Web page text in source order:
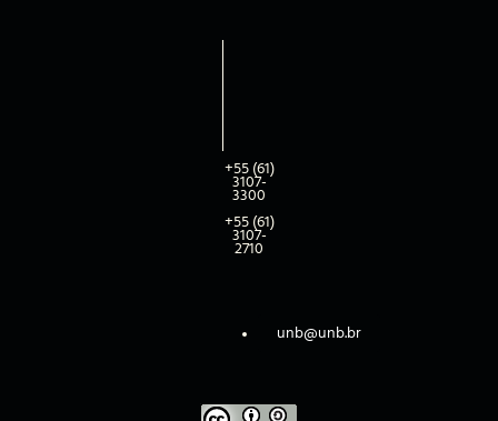
+55 (61)
3107-
3300
+55 (61)
3107-
2710
unb@unb.br